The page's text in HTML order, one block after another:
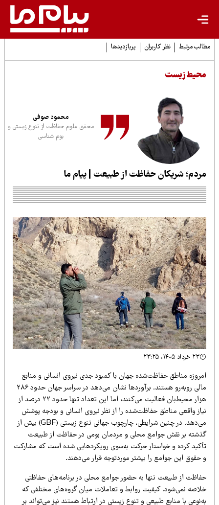
مرتبط نظر کاربران پربازدیدها
زیست
محمود صوفی
محقق علوم حفاظت از تنوع زیستی و
بوم شناسی
شریکان حفاظت از طبیعت | پیام ما
مناطق حفاظت‌شده جهان با کمبود جدی نیروی انسانی و منابع
مالی روبه‌رو هستند. برآوردها نشان می‌دهد در سراسر جهان حدود ۲۸۶
هزار محیط‌بان فعالیت می‌کنند، اما این تعداد تنها حدود ۲۲ درصد از
واقعی مناطق حفاظت‌شده را از نظر نیروی انسانی و بودجه پوشش
می‌دهد. در چنین شرایطی، چارچوب جهانی تنوع زیستی (GBF) بیش از
بر نقش جوامع محلی و مردمان بومی در حفاظت از طبیعت
کرده و خواستار حرکت به‌سوی رویکردهایی شده است که مشارکت
حقوق این جوامع را بیشتر موردتوجه قرار می‌دهند.
از طبیعت تنها به حضور جوامع محلی در برنامه‌های حفاظتی
نمی‌شود. کیفیت روابط و تعاملات میان گروه‌های مختلفی که
با منابع طبیعی و تنوع زیستی در ارتباط هستند نیز می‌تواند بر